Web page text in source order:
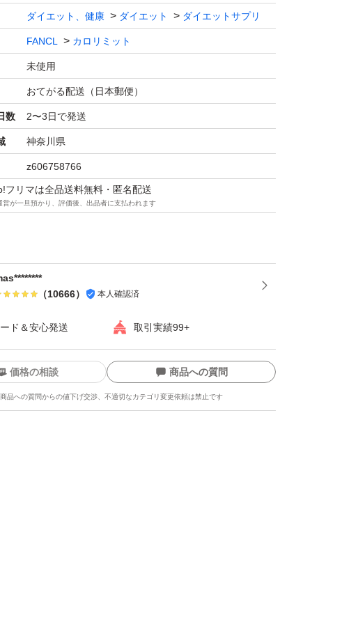
存してください。
1日摂取目安量を守り、お食事のとき
て、水などと一緒にお召し
ください。
式会社ファンケル
横浜市中区山下町89-1
入のご検討をよろしくお願いします。
ロリミット 機能性表示食品 30日分 ダイエット サポ
メント キトサン カロリー サプリ 健康食品 桑の葉 く
ダイエット、健康 ダイエット ダイエットサプリ
FANCL カロリミット
未使用
おてがる配送（日本郵便）
数 2〜3日で発送
神奈川県
z606758766
フリマは全品送料無料・匿名配送
営が一旦預かり、評価後、出品者に支払われます
（10666） 本人確認済
ド＆安心発送 取引実績99+
います
ーです
があります
価格の相談 商品への質問
商品への質問からの値下げ交渉、不適切なカテゴリ変更依頼は禁止です